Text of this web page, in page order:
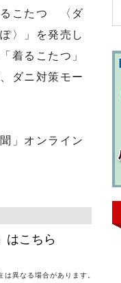
るこたつ 〈ダ
〉」を発売し
着るこたつ」
ダニ対策モー
」オンライン
はこちら
異なる場合があります。